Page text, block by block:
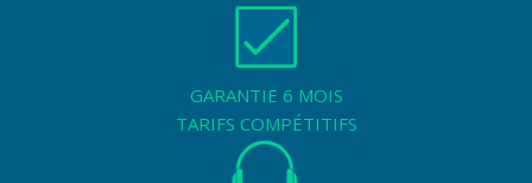
GARANTIE 6 MOIS
TARIFS COMPÉTITIFS